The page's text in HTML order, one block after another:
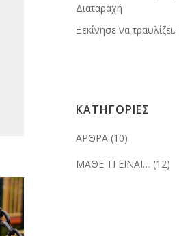
Διαταραχή
Ξεκίνησε να
ΚΑΤΗΓΟΡΙΕΣ
ΑΡΘΡΑ(10)
ΜΑΘΕ ΤΙ ΕΙΝΑΙ… (12)